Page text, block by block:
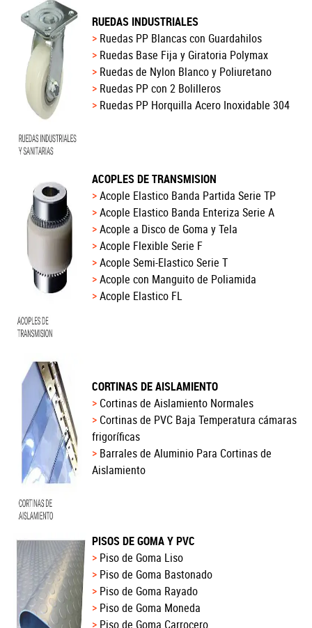
RUEDAS INDUSTRIALES
Ruedas PP Blancas con Guardahilos
Ruedas Base Fija y Giratoria Polymax
Ruedas de Nylon Blanco y Poliuretano
Ruedas PP con 2 Bolilleros
Ruedas PP Horquilla Acero Inoxidable 304
ACOPLES DE TRANSMISION
Acople Elastico Banda Partida Serie TP
Acople Elastico Banda Enteriza Serie A
Acople a Disco de Goma y Tela
Acople Flexible Serie F
Acople Semi-Elastico Serie T
Acople con Manguito de Poliamida
Acople Elastico FL
CORTINAS DE AISLAMIENTO
Cortinas de Aislamiento Normales
Cortinas de PVC Baja Temperatura cámaras
frigoríficas
Barrales de Aluminio Para Cortinas de
Aislamiento
PISOS DE GOMA Y PVC
Piso de Goma Liso
Piso de Goma Bastonado
Piso de Goma Rayado
Piso de Goma Moneda
Piso de Goma Carrocero